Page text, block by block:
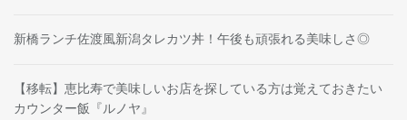
新橋ランチ佐渡風新潟タレカツ丼！午後も頑張れる美味しさ◎
【移転】恵比寿で美味しいお店を探している方は覚えておきたい
カウンター飯『ルノヤ』